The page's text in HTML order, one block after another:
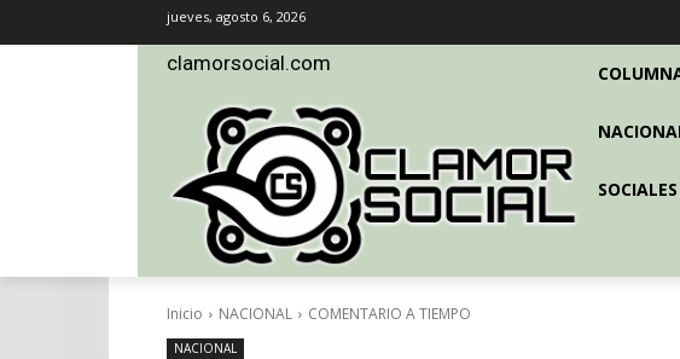
jueves, agosto 6, 2026
clamorsocial.com
SOCIALES
Inicio NACIONAL COMENTARIO A TIEMPO
NACIONAL